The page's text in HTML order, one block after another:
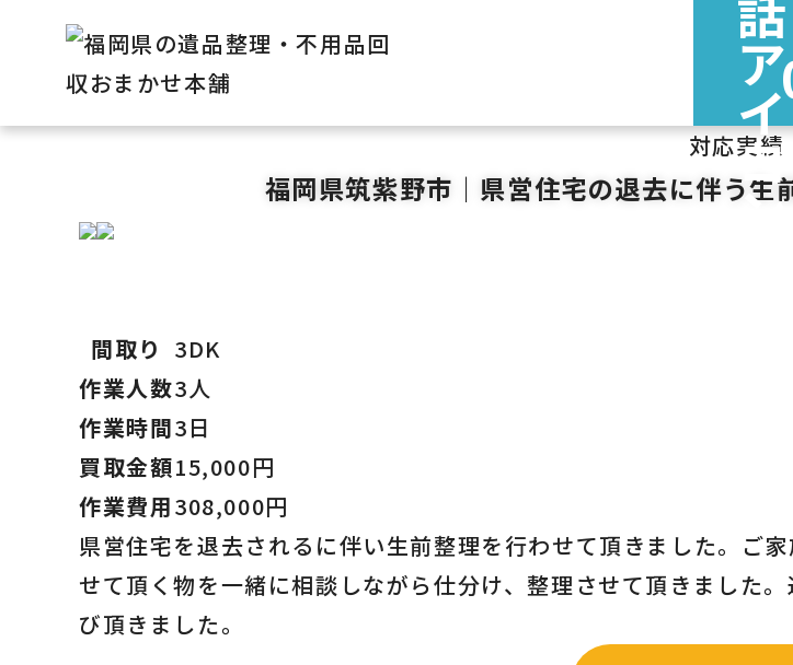
対応実績
福岡県筑紫野市｜県営住宅の退去に伴う生
間取り 3DK
作業人数3人
作業時間3日
買取金額15,000円
作業費用308,000円
県営住宅を退去されるに伴い生前整理を行わせて頂きました。ご
せて頂く物を一緒に相談しながら仕分け、整理させて頂きました
び頂きました。